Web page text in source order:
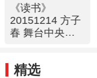
《读书》
20151214 方子
春 舞台中央的
精选